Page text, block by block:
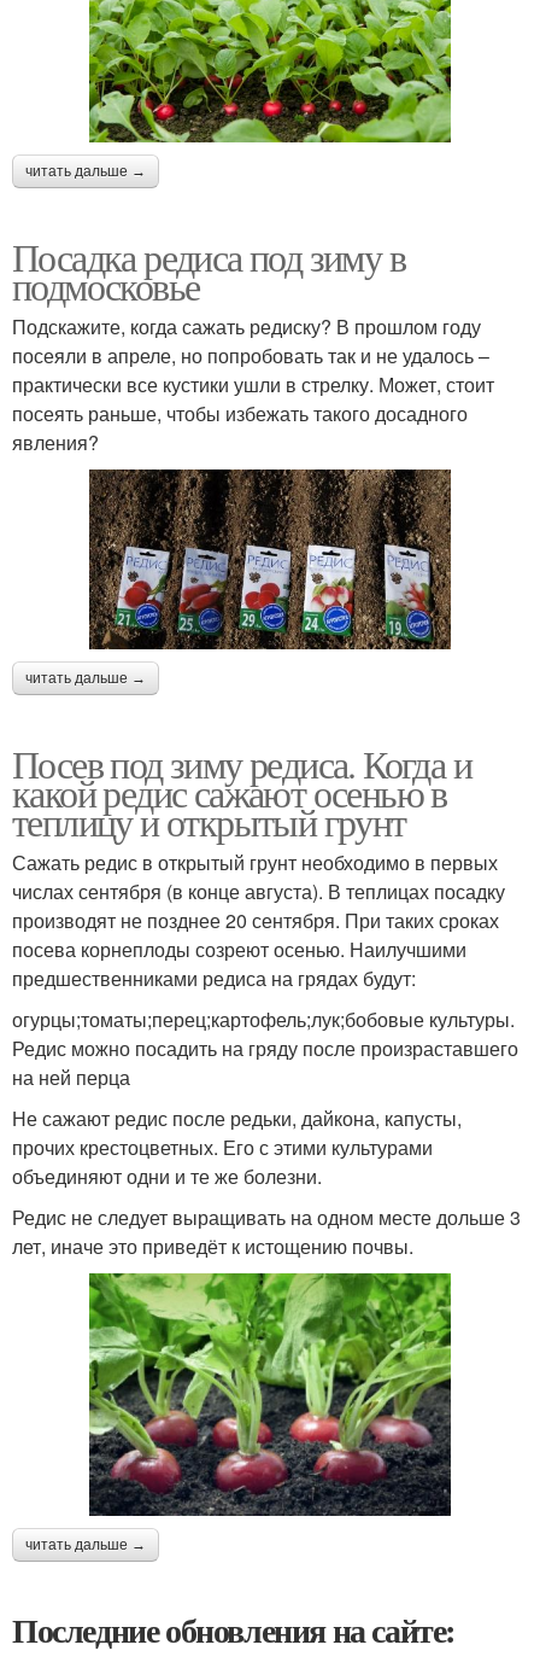
читать дальше →
Посадка редиса под зиму в
подмосковье
Подскажите, когда сажать редиску? В прошлом году
посеяли в апреле, но попробовать так и не удалось –
практически все кустики ушли в стрелку. Может, стоит
посеять раньше, чтобы избежать такого досадного
явления?
читать дальше →
Посев под зиму редиса. Когда и
какой редис сажают осенью в
теплицу и открытый грунт
Сажать редис в открытый грунт необходимо в первых
числах сентября (в конце августа). В теплицах посадку
производят не позднее 20 сентября. При таких сроках
посева корнеплоды созреют осенью. Наилучшими
предшественниками редиса на грядах будут:
огурцы;томаты;перец;картофель;лук;бобовые культуры.
Редис можно посадить на гряду после произраставшего
на ней перца
Не сажают редис после редьки, дайкона, капусты,
прочих крестоцветных. Его с этими культурами
объединяют одни и те же болезни.
Редис не следует выращивать на одном месте дольше 3
лет, иначе это приведёт к истощению почвы.
читать дальше →
Последние обновления на сайте: